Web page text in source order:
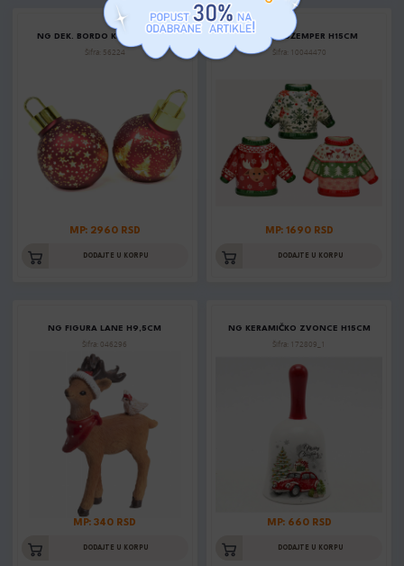
NG DEK. BORDO KUGLA H. 14,5
Šifra: 56224
MP: 2960 RSD
DODAJTE U KORPU
NG VAZA DŽEMPER H15CM
Šifra: 10044470
MP: 1690 RSD
DODAJTE U KORPU
NG FIGURA LANE H9,5CM
Šifra: 046296
MP: 340 RSD
DODAJTE U KORPU
NG KERAMIČKO ZVONCE H15CM
Šifra: 172809_1
MP: 660 RSD
DODAJTE U KORPU